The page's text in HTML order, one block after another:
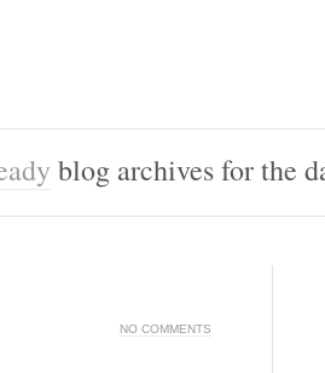
blog archives for the
NO COMMENTS